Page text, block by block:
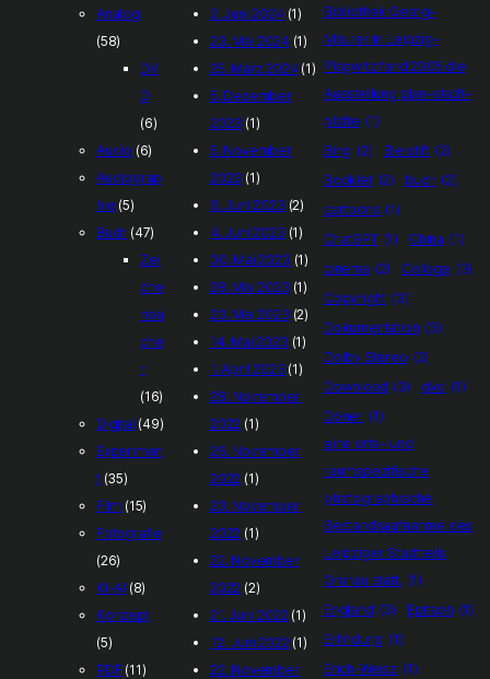
Analog
(58)
DV
D
(6)
Audio (6)
Audiograp
hie (5)
Buch (47)
Zei
che
nbü
che
r
(16)
Digital (49)
Experimen
t(35)
Film (15)
Fotografie
(26)
KI-AI (8)
Konzept
(5)
PDF(11)
2. Juni 2024(1)
23. Mai 2024(1)
25. März 2024(1)
5. Dezember
2023 (1)
5. November
2023 (1)
6. Juni 2023 (2)
4. Juni 2023 (1)
30. Mai 2023 (1)
28. Mai 2023 (1)
23. Mai 2023 (2)
14. Mai 2023 (1)
1. April 2023 (1)
28. November
2022 (1)
26. November
2022 (1)
23. November
2022 (1)
22. November
2022 (2)
21. Juni 2022 (1)
12. Juni 2022 (1)
22. November
Bibliothek Georg–
Maurer in Leipzig–
Plagwitz fand 2005 die
Ausstellung plan–stadt–
platte (1)
Bing (2) Bleistift (2)
Booklet (2) buch (2)
cartoons (1)
ChatGPT (1) China (1)
cinema (2) Collage (3)
Copyright (3)
Dokumentation (3)
Dolby Stereo (2)
Download (3) dvd (1)
Döner (1)
eine orts– und
raumspezifische
photographische
Bestandsaufnahme des
Leipziger Stadtteils
Grünau statt. (1)
England (3) Epitaph (1)
Erfindung (1)
Erich-Weisz (1)